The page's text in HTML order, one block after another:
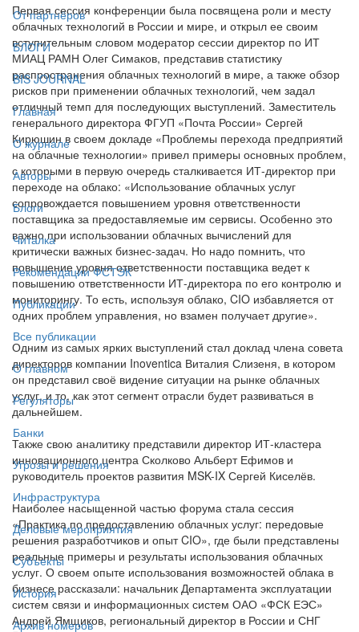
От партнёров
БЛОГИ
BIS JOURNAL
Главная
О журнале
Авторы
Блоги
Читалка
Рекомендации ФСТЭК
Публикации
Все публикации
О главном
Регуляторы
Банки
Угрозы и решения
Инфраструктура
Деловые мероприятия
Субъекты
История
Архив номеров
Первая сессия конференции была посвящена роли и месту
облачных технологий в России и мире, и открыл ее своим
вступительным словом модератор сессии директор по ИТ
МИАЦ РАМН Олег Симаков, представив статистику
распространения облачных технологий в мире, а также обзор
рисков при применении облачных технологий, чем задал
отличный темп для последующих выступлений. Заместитель
генерального директора ФГУП «Почта России» Сергей
Кирюшин в своем докладе «Проблемы перехода предприятий
на облачные технологии» привел примеры основных проблем,
с которыми в первую очередь сталкивается ИТ-директор при
переходе на облако: «Использование облачных услуг
сопровождается повышением уровня ответственности
поставщика за предоставляемые им сервисы. Особенно это
важно при использовании облачных вычислений для
критически важных бизнес-задач. Но надо помнить, что
повышение уровня ответственности поставщика ведет к
повышению ответственности ИТ-директора по его контролю и
мониторингу. То есть, используя облако, CIO избавляется от
одних проблем управления, но взамен получает другие».
Одним из самых ярких выступлений стал доклад члена совета
директоров компании Inoventica Виталия Слизеня, в котором
он представил своё видение ситуации на рынке облачных
услуг, и то, как этот сегмент отрасли будет развиваться в
дальнейшем.
Также свою аналитику представили директор ИТ-кластера
инновационного центра Сколково Альберт Ефимов и
руководитель проектов развития MSK-IX Сергей Киселёв.
Наиболее насыщенной частью форума стала сессия
«Практика по предоставлению облачных услуг: передовые
решения разработчиков и опыт CIO», где были представлены
реальные примеры и результаты использования облачных
услуг. О своем опыте использования возможностей облака в
бизнесе рассказали: начальник Департамента эксплуатации
систем связи и информационных систем ОАО «ФСК ЕЭС»
Андрей Ямщиков, региональный директор в России и СНГ